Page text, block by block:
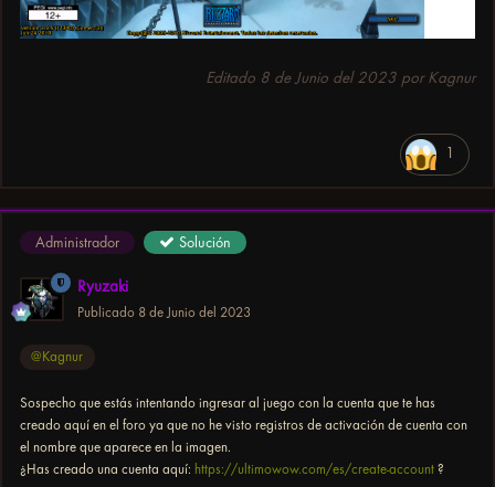
Editado 8 de Junio del 2023 por Kagnur
1
Administrador Solución
Ryuzaki
Publicado 8 de Junio del 2023
@Kagnur
Sospecho que estás intentando ingresar al juego con la cuenta que te has
creado aquí en el foro ya que no he visto registros de activación de cuenta con
el nombre que aparece en la imagen.
¿Has creado una cuenta aquí: https://ultimowow.com/es/create-account ?